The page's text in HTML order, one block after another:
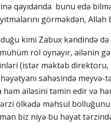
qayıdanda bunu edə
görməkdən,
kimi Zabux kəndində
rol oynayır, ailənin
(istər məktəb
sahəsində
ailəsini təmin edir və
ölkədə məhsul
biz niyə bu həyat